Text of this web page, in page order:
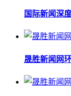
国际新闻深
晟胜新闻网